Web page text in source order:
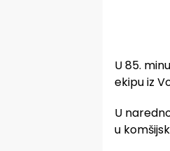
U 85.
ekipu iz
U
u